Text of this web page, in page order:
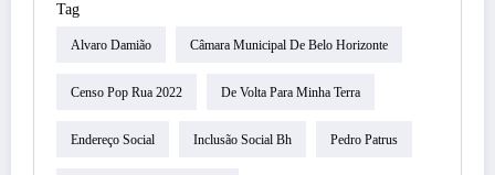
Tag
Alvaro Damião Câmara Municipal De Belo Horizonte
Censo Pop Rua 2022 De Volta Para Minha Terra
Endereço Social Inclusão Social Bh Pedro Patrus